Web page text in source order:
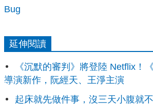
Bug
延伸閱讀
《沉默的審判》將登陸 Netflix！
導演新作，阮經天、王淨主演
起床就先做件事，沒三天小腹就